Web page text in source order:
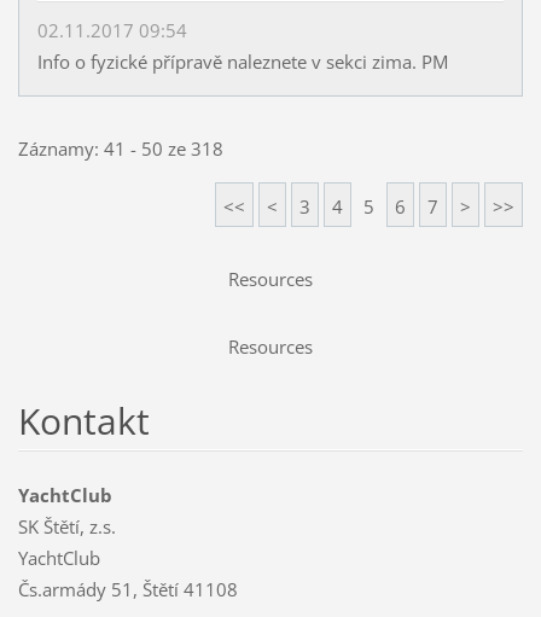
02.11.2017 09:54
Info o fyzické přípravě naleznete v sekci zima. PM
Záznamy: 41 - 50 ze 318
<< < 3 4 5 6 7 > >>
Resources
Resources
Kontakt
YachtClub
SK Štětí, z.s.
YachtClub
Čs.armády 51, Štětí 41108